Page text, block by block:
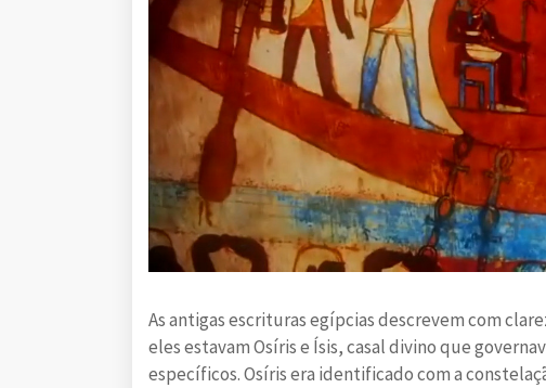
As antigas escrituras egípcias descrevem com
eles estavam Osíris e Ísis, casal divino que
específicos. Osíris era identificado com a